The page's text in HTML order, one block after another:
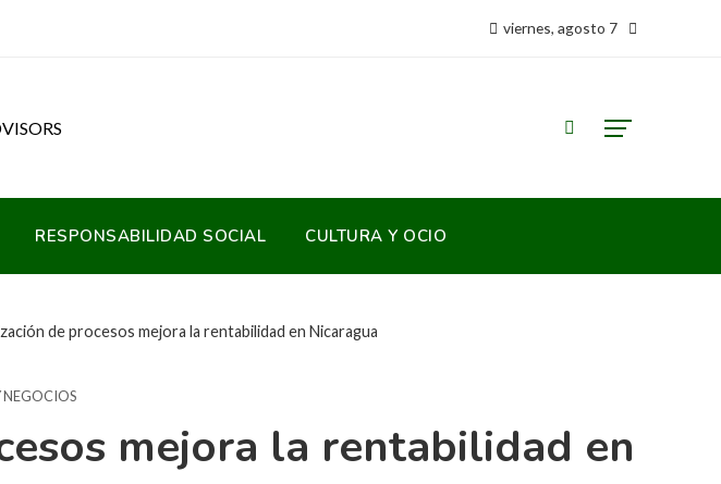
viernes, agosto 7
RESPONSABILIDAD SOCIAL CULTURA Y OCIO
de procesos mejora la rentabilidad en Nicaragua
NEGOCIOS
mejora la rentabilidad en